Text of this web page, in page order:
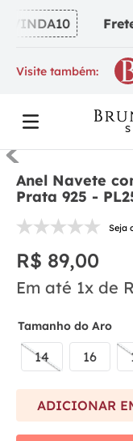
Visite também:
Anel Navete
Prata 925 -
Seja
R$ 89,00
Em até 1x de
Tamanho do Aro
14 16
ADICIONAR